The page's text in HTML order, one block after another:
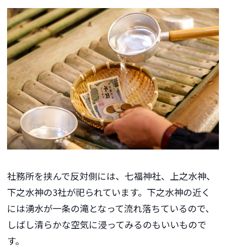
社務所を挟んで反対側には、七福神社、上之水神、
下之水神の3社が祀られています。下之水神の近く
には湧水が一条の滝となって流れ落ちているので、
しばし清らかな空気に浸ってみるのもいいもので
す。